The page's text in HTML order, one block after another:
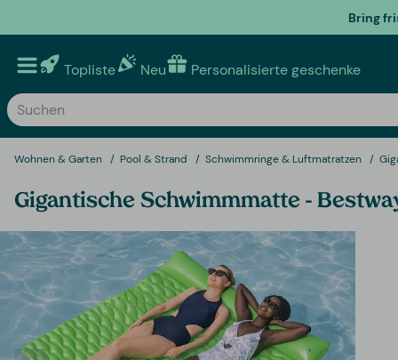
Bring
Topliste Neu Personalisierte geschenke
Wohnen & Garten Pool & Strand Schwimmringe & Luftmatratzen
Gigantische Schwimmmatte -